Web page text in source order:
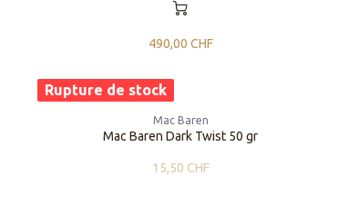
490,00 CHF
Rupture de stock
Mac Baren
Mac Baren Dark Twist 50 gr
15,50 CHF